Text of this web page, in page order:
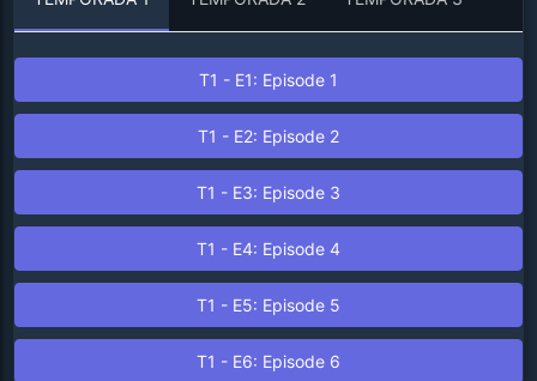
T1 - E1: Episode 1
T1 - E2: Episode 2
T1 - E3: Episode 3
T1 - E4: Episode 4
T1 - E5: Episode 5
T1 - E6: Episode 6